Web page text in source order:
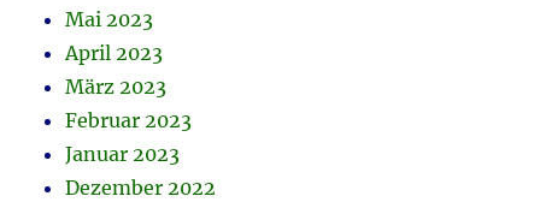
Mai 2023
April 2023
März 2023
Februar 2023
Januar 2023
Dezember 2022